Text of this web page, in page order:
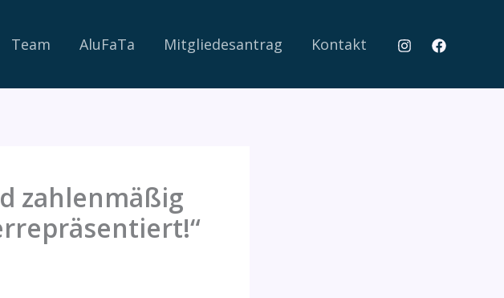
Team AluFaTa Mitgliedesantrag Kontakt
zahlenmäßig